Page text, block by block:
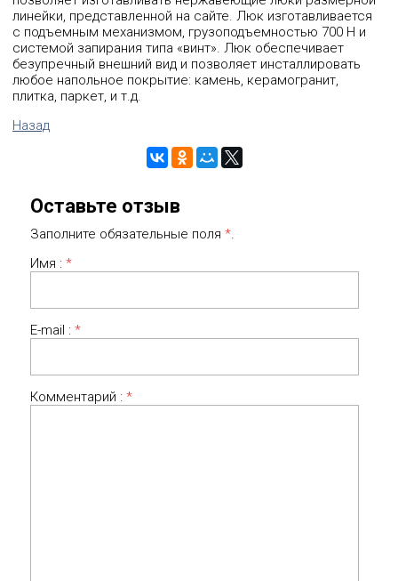
1850 67688р 69730р 71773р
1900 68780р 70870р 72960р
73198р 75335р
2100 73293р
линейки, представленной на сайте. Люк изготавливается
с подъемным механизмом, грузоподъемностью 700 Н и
системой запирания типа «винт». Люк обеспечивает
безупречный внешний вид и позволяет инсталлировать
любое напольное покрытие: камень, керамогранит,
плитка, паркет, и т.д.
Назад
Оставьте отзыв
Заполните обязательные поля *.
Имя : *
E-mail : *
Комментарий : *